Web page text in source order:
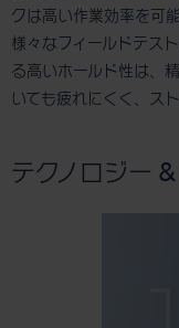
クは高い作業効率を可能
様々なフィールドテス
る高いホールド性は、
いても疲れにくく、ス
テクノロジー